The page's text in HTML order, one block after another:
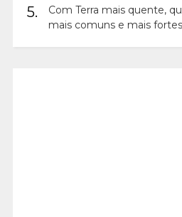
5.
Com Terra mais quente,
mais comuns e mais fortes